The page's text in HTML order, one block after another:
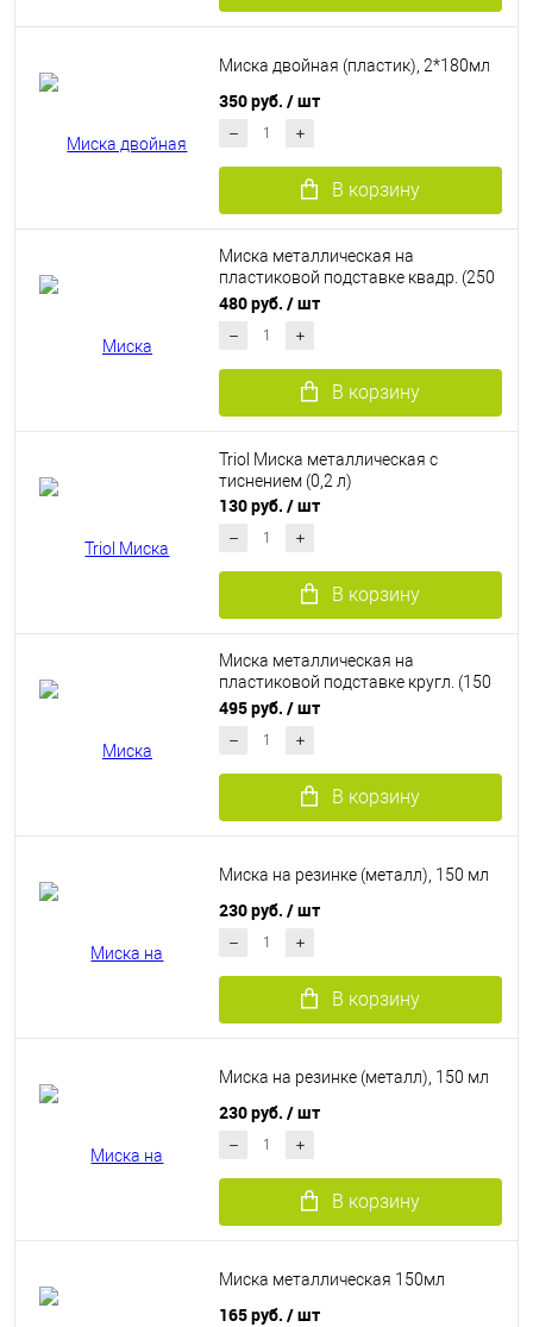
Миска двойная (пластик), 2*180мл
350 руб. / шт
В корзину
Миска металлическая на
пластиковой подставке квадр. (250
мл)
480 руб. / шт
В корзину
Triol Миска металлическая с
тиснением (0,2 л)
130 руб. / шт
В корзину
Миска металлическая на
пластиковой подставке кругл. (150
мл)
495 руб. / шт
В корзину
Миска на резинке (металл), 150 мл
230 руб. / шт
В корзину
Миска на резинке (металл), 150 мл
230 руб. / шт
В корзину
Миска металлическая 150мл
165 руб. / шт